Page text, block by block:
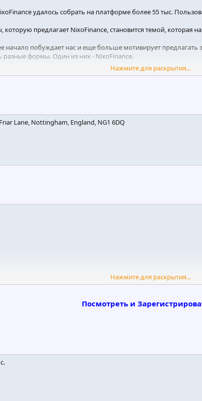
удалось собрать на платформе более 55 тыс.
предлагает NixoFinance, становится темой, которая
побуждает нас и еще больше мотивирует
формы. Один из них - NixoFinance.
были как можно более информированы о прогрессе
Нажмите для раскрытия...
Lane, Nottingham, England, NG1 6DQ
Нажмите для раскрытия...
Посмотреть и